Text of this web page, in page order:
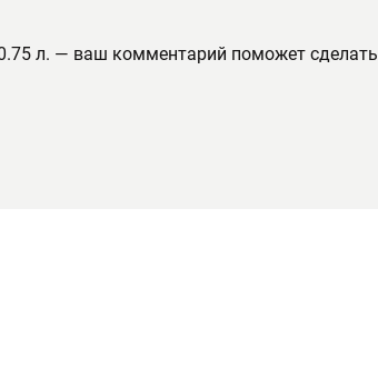
л. — ваш комментарий поможет сделать